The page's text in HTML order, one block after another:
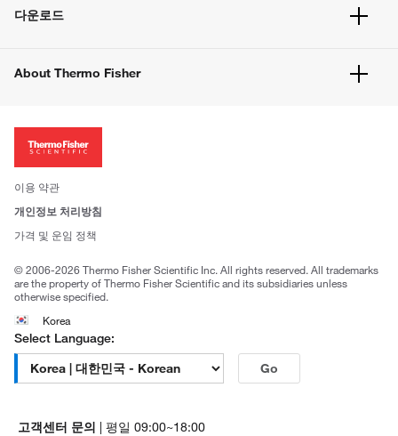
벌크 주문
고객 센터
웹사이트 개선사항
다운로드
About Thermo Fisher
투자자
사회적 책임
브랜드
이용 약관
개인정보 처리방침
가격 및 운임 정책
© 2006-2026 Thermo Fisher Scientific Inc. All rights reserved. All trademarks
are the property of Thermo Fisher Scientific and its subsidiaries unless
otherwise specified.
Korea
Select Language:
Go
고객센터 문의 | 평일 09:00~18:00